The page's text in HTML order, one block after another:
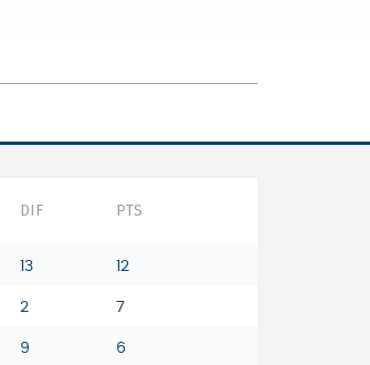
DIF PTS
13 12
2 7
9 6